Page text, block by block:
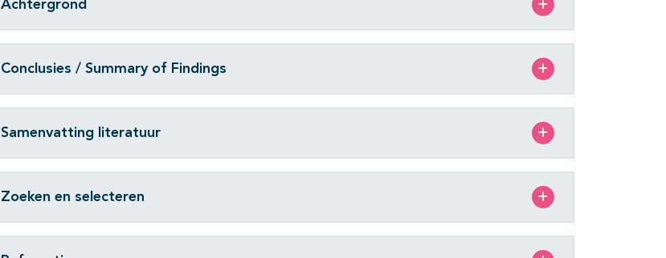
Achtergrond
Conclusies / Summary of Findings
Samenvatting literatuur
Zoeken en selecteren